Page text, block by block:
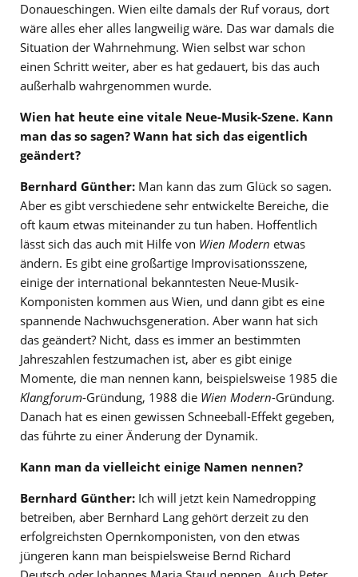
Donaueschingen. Wien eilte damals der Ruf voraus, dort
wäre alles eher alles langweilig wäre. Das war damals die
Situation der Wahrnehmung. Wien selbst war schon
einen Schritt weiter, aber es hat gedauert, bis das auch
außerhalb wahrgenommen wurde.
Wien hat heute eine vitale Neue-Musik-Szene. Kann
man das so sagen? Wann hat sich das eigentlich
geändert?
Bernhard Günther: Man kann das zum Glück so sagen.
Aber es gibt verschiedene sehr entwickelte Bereiche, die
oft kaum etwas miteinander zu tun haben. Hoffentlich
lässt sich das auch mit Hilfe von Wien Modern etwas
ändern. Es gibt eine großartige Improvisationsszene,
einige der international bekanntesten Neue-Musik-
Komponisten kommen aus Wien, und dann gibt es eine
spannende Nachwuchsgeneration. Aber wann hat sich
das geändert? Nicht, dass es immer an bestimmten
Jahreszahlen festzumachen ist, aber es gibt einige
Momente, die man nennen kann, beispielsweise 1985 die
Klangforum-Gründung, 1988 die Wien Modern-Gründung.
Danach hat es einen gewissen Schneeball-Effekt gegeben,
das führte zu einer Änderung der Dynamik.
Kann man da vielleicht einige Namen nennen?
Bernhard Günther: Ich will jetzt kein Namedropping
betreiben, aber Bernhard Lang gehört derzeit zu den
erfolgreichsten Opernkomponisten, von den etwas
jüngeren kann man beispielsweise Bernd Richard